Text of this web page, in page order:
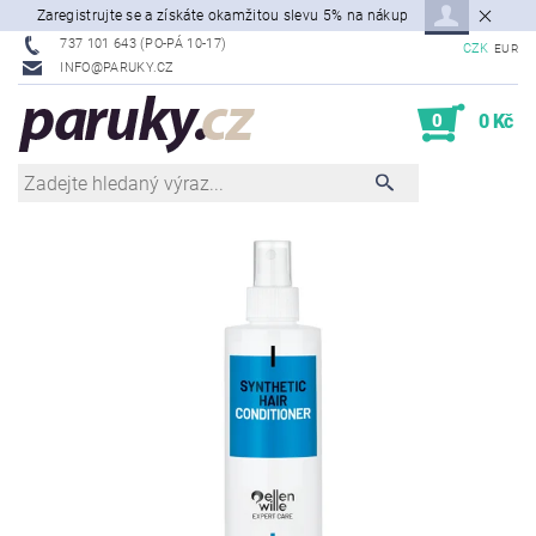
Zaregistrujte se a získáte okamžitou slevu 5% na nákup
737 101 643 (PO-PÁ 10-17)
INFO@PARUKY.CZ
CZK EUR
0 0 Kč